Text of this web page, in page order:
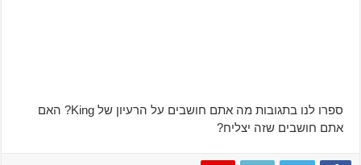
ספרו לנו בתגובות מה אתם חושבים על הרעיון של King? האם
אתם חושבים שזה יצליח?